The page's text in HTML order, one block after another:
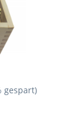
gespart)